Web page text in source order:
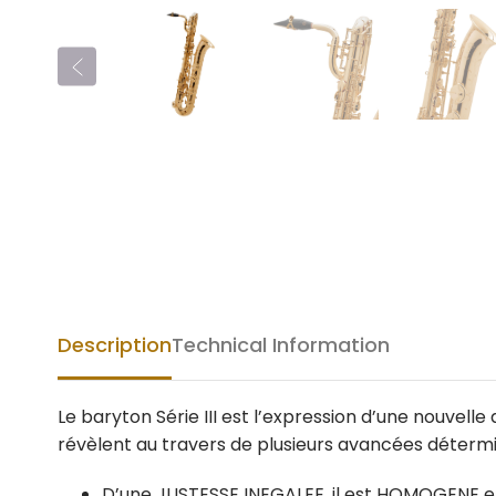
DescriptionTechnical Information
Le baryton Série III est l’expression d’une
révèlent au travers de plusieurs avancées